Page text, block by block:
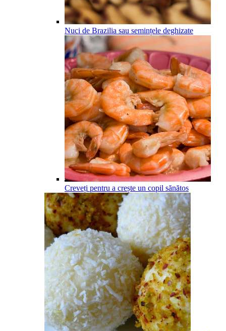
Nuci de Brazilia sau semințele deghizate
Creveți pentru a crește un copil sănătos